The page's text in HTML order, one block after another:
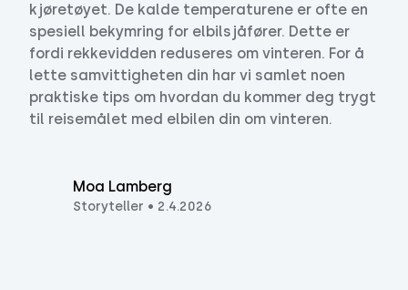
kjøretøyet. De kalde temperaturene er ofte en
spesiell bekymring for elbilsjåfører. Dette er
fordi rekkevidden reduseres om vinteren. For å
lette samvittigheten din har vi samlet noen
praktiske tips om hvordan du kommer deg trygt
til reisemålet med elbilen din om vinteren.
Moa Lamberg
Storyteller • 2.4.2026